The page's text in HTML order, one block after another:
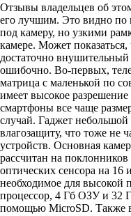
Отзывы владельцев об
его лучшим. Это видно по
под камеру, но узкими
камере. Может
достаточно
ошибочно. Во-первых,
матрица с маленькой по
имеет высокое
смартфоны все чаще
случай. Гаджет
влагозащиту, что тоже не
устройств. Основная
рассчитан на
оптических сенсора на 16
необходимое для высокой
процессор, 4 Гб ОЗУ и 32
помощью MicroSD. Также